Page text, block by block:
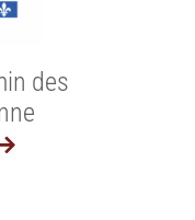
des